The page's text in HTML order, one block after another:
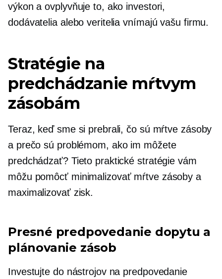
výkon a ovplyvňuje to, ako investori,
dodávatelia alebo veritelia vnímajú vašu firmu.
Stratégie na
predchádzanie mŕtvym
zásobám
Teraz, keď sme si prebrali, čo sú mŕtve zásoby
a prečo sú problémom, ako im môžete
predchádzať? Tieto praktické stratégie vám
môžu pomôcť minimalizovať mŕtve zásoby a
maximalizovať zisk.
Presné predpovedanie dopytu a
plánovanie zásob
Investujte do nástrojov na predpovedanie